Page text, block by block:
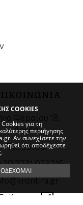
COOKIES
για τη
περιήγησης
Αν συνεχίσετε την
ότι αποδέχεστε
Λαμία
ΤΚ. 35100
2231 023216
us